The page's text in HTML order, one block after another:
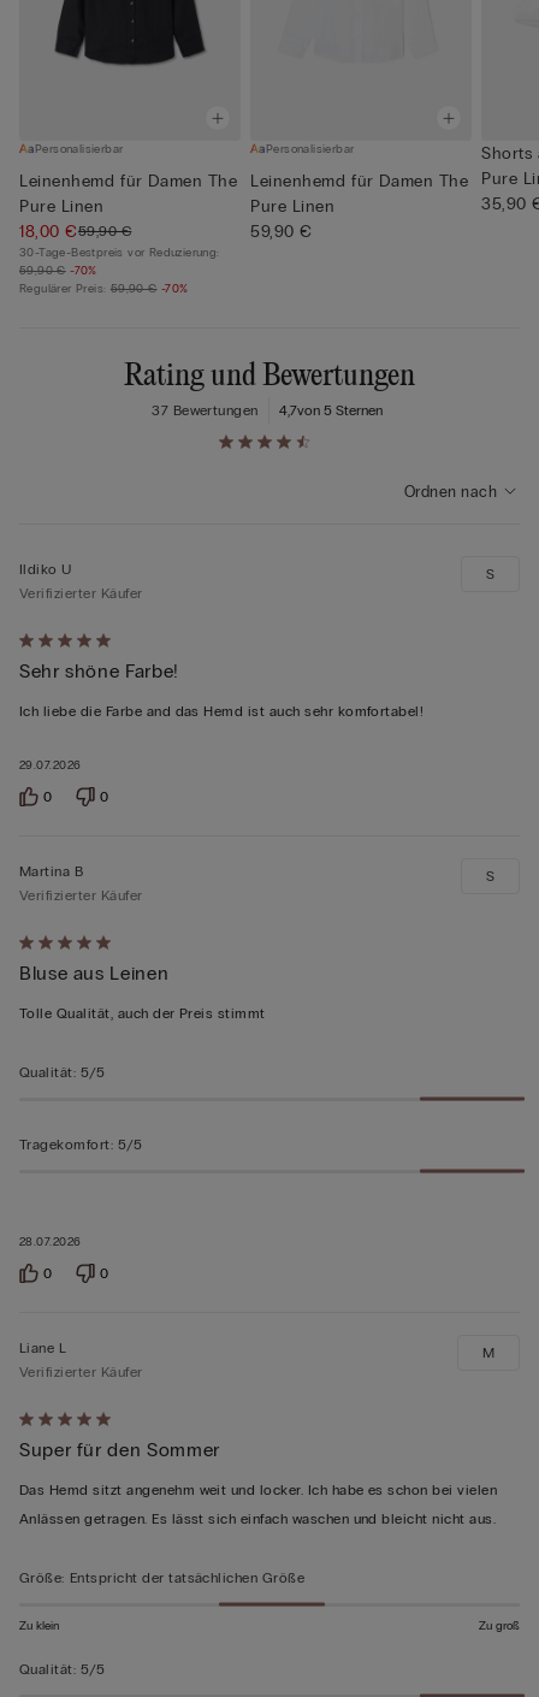
Personalisierbar
Leinenhemd für Damen The
Pure Linen
18,00 €59,90 €
30-Tage-Bestpreis vor Reduzierung:
59,90 € -70%
Regulärer Preis: 59,90 € -70%
Personalisierbar
Leinenhemd für Damen The
Pure Linen
59,90 €
Shorts
Pure
35,90
Rating und Bewertungen
4,7von 5 Sternen
37 Bewertungen
Ordnen nach
Mit
5
von
bewertet
29.07.2026
Ildiko U
Verifizierter Käufer
Sehr shöne Farbe!
Ich liebe die Farbe and das Hemd ist auch sehr komfortabel!
S
0 0
Mit
5
von
bewertet
28.07.2026
Martina B
Verifizierter Käufer
Bluse aus Leinen
Tolle Qualität, auch der Preis stimmt
S
Qualität: 5/5
Tragekomfort: 5/5
0 0
Mit
5
von
5
Liane L
Verifizierter Käufer
Super für den Sommer
Das Hemd sitzt angenehm weit und locker. Ich habe es schon bei vielen
Anlässen getragen. Es lässt sich einfach waschen und bleicht nicht aus.
M
Größe: Entspricht der tatsächlichen Größe
Zu klein Zu groß
Qualität: 5/5